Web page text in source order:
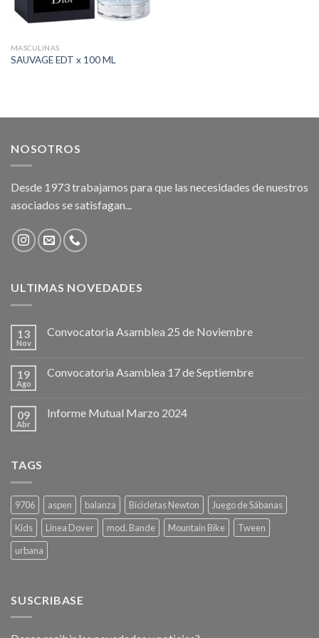
MASCULINAS
SAUVAGE EDT x 100 ML
NOSOTROS
Desde 1973 trabajamos para que las necesidades de nuestros
asociados se satisfagan...
ULTIMAS NOVEDADES
13
Nov
Convocatoria Asamblea 25 de Noviembre
19
Ago
Convocatoria Asamblea 17 de Septiembre
09
Abr
Informe Mutual Marzo 2024
TAGS
9706 aspen balanza Bicicletas Newton
Juego de Sábanas
Kids
Línea Dover mod. Bande Mountain Bike
Tween
urbana
SUSCRIBASE